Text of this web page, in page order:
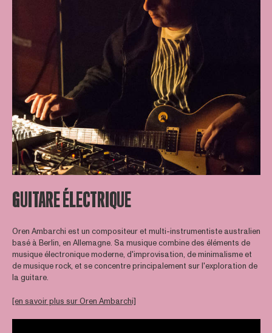
GUITARE ÉLECTRIQUE
Oren Ambarchi est un compositeur et multi-instrumentiste australien
basé à Berlin, en Allemagne. Sa musique combine des éléments de
musique électronique moderne, d'improvisation, de minimalisme et
de musique rock, et se concentre principalement sur l'exploration de
la guitare.
[en savoir plus sur Oren Ambarchi]